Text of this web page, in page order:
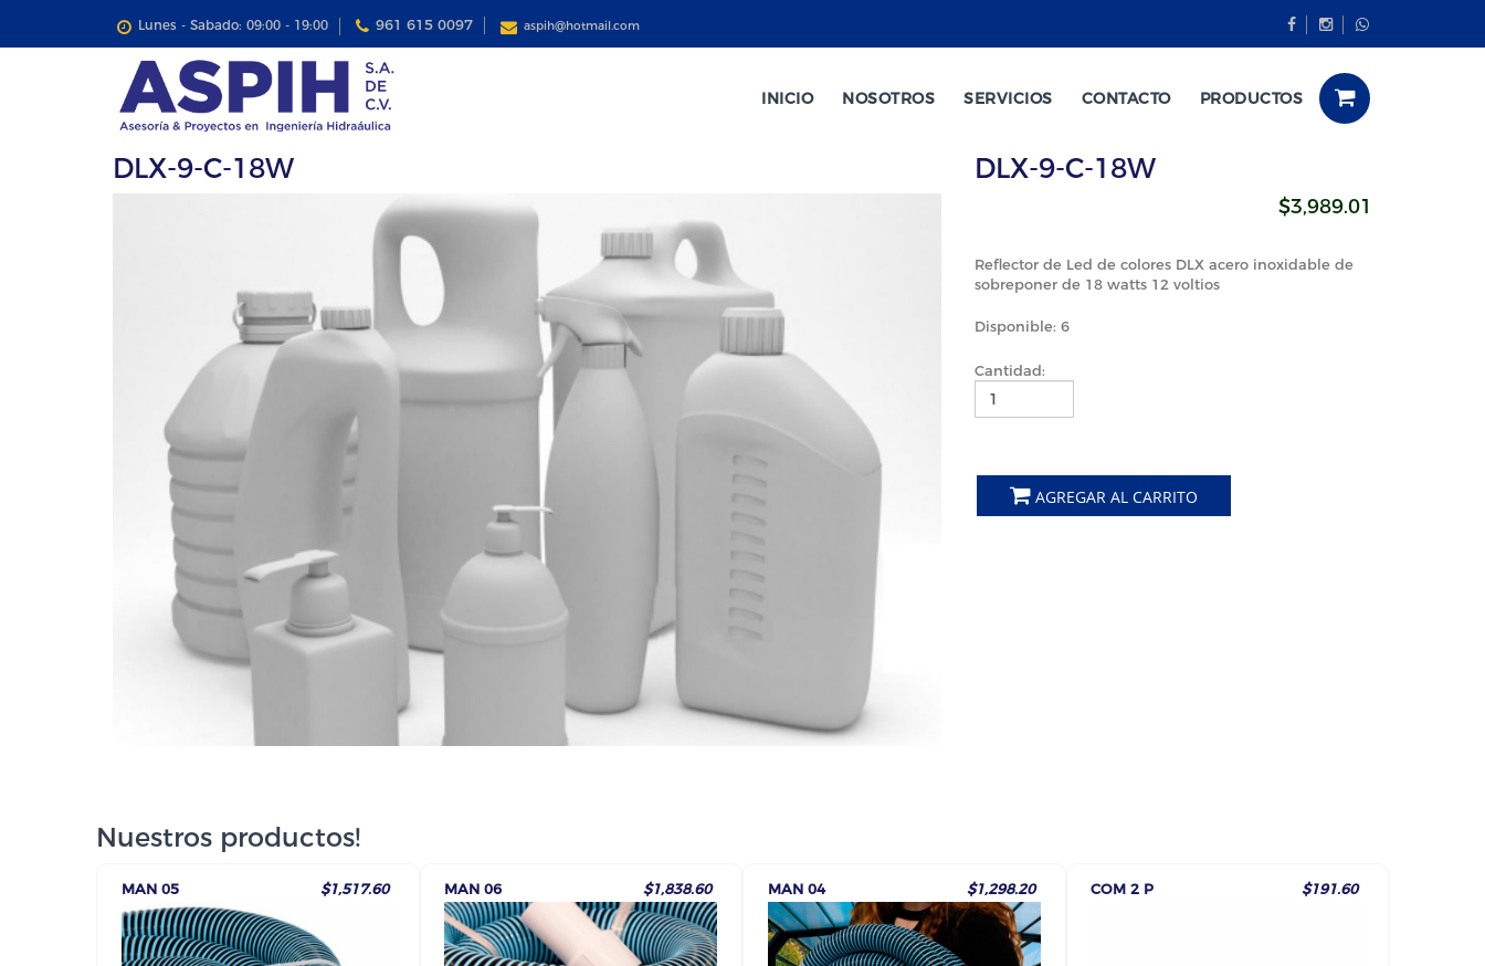
Lunes - Sabado: 09:00 - 19:00 961 615 0097 aspih@hotmail.com
INICIO NOSOTROS SERVICIOS CONTACTO PRODUCTOS
DLX-9-C-18W DLX-9-C-18W
$3,989.01
Reflector de Led de colores DLX acero inoxidable de
sobreponer de 18 watts 12 voltios
Disponible: 6
Cantidad:
AGREGAR AL CARRITO
Nuestros productos!
MAN 05 $1,517.60 MAN 06 $1,838.60 MAN 04 $1,298.20 COM 2 P $191.60